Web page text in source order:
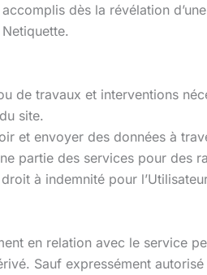
dès la révélation
de travaux et interventions
site.
et envoyer des données à
partie des services pour des
à indemnité pour
en relation avec le service
Sauf expressément